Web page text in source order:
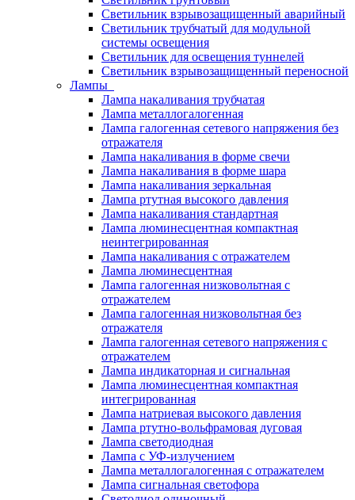
Светильник взрывозащищенный аварийный
Светильник трубчатый для модульной
системы освещения
Светильник для освещения туннелей
Светильник взрывозащищенный переносной
Лампы
Лампа накаливания трубчатая
Лампа металлогалогенная
Лампа галогенная сетевого напряжения без
отражателя
Лампа накаливания в форме свечи
Лампа накаливания в форме шара
Лампа накаливания зеркальная
Лампа ртутная высокого давления
Лампа накаливания стандартная
Лампа люминесцентная компактная
неинтегрированная
Лампа накаливания с отражателем
Лампа люминесцентная
Лампа галогенная низковольтная с
отражателем
Лампа галогенная низковольтная без
отражателя
Лампа галогенная сетевого напряжения с
отражателем
Лампа индикаторная и сигнальная
Лампа люминесцентная компактная
интегрированная
Лампа натриевая высокого давления
Лампа ртутно-вольфрамовая дуговая
Лампа светодиодная
Лампа с УФ-излучением
Лампа металлогалогенная с отражателем
Лампа сигнальная светофора